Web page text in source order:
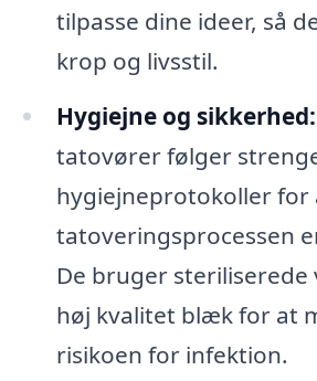
tilpasse dine ideer, så
krop og livsstil.
Hygiejne og sikkerhed:
tatovører følger
hygiejneprotokoller for
tatoveringsprocessen
De bruger
høj kvalitet blæk for at
risikoen for infektion.